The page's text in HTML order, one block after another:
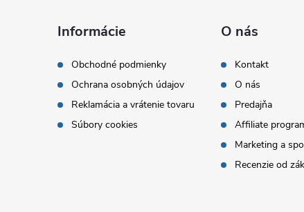
Informácie
Obchodné podmienky
Ochrana osobných údajov
Reklamácia a vrátenie tovaru
Súbory cookies
O nás
Kontakt
O nás
Predajňa
Affiliate
Marketing a
Recenzie od